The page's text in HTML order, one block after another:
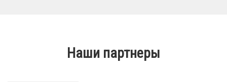
Наши партнеры